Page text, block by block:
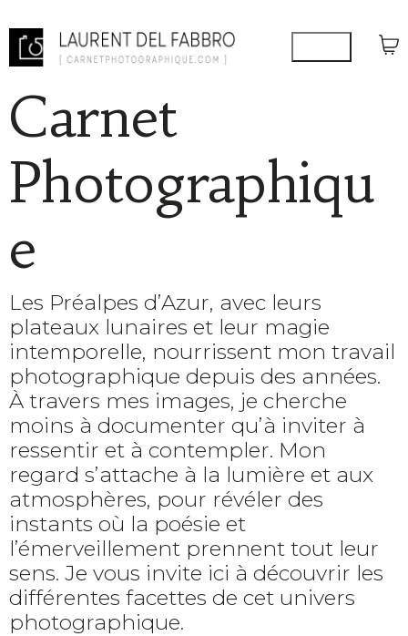
Carnet
Photographiqu
e
Les Préalpes d’Azur, avec leurs
plateaux lunaires et leur magie
intemporelle, nourrissent mon travail
photographique depuis des années.
À travers mes images, je cherche
moins à documenter qu’à inviter à
ressentir et à contempler. Mon
regard s’attache à la lumière et aux
atmosphères, pour révéler des
instants où la poésie et
l’émerveillement prennent tout leur
sens. Je vous invite ici à découvrir les
différentes facettes de cet univers
photographique.